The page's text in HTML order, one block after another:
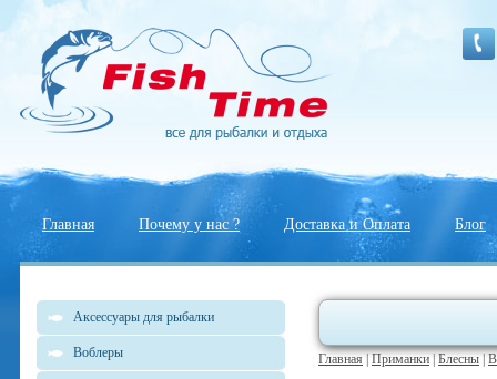
Главная Почему у нас ? Доставка и Оплата Блог
Аксессуары для рыбалки
Воблеры Главная Приманки Блесны